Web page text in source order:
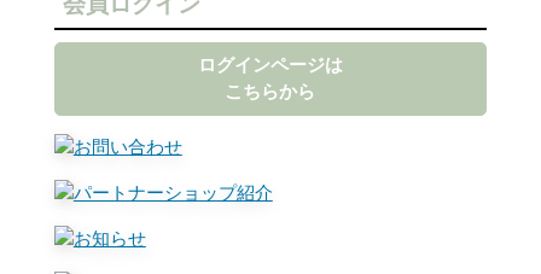
ログインページは
こちらから